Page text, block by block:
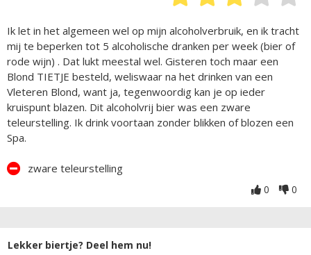
Ik let in het algemeen wel op mijn alcoholverbruik, en ik tracht
mij te beperken tot 5 alcoholische dranken per week (bier of
rode wijn) . Dat lukt meestal wel. Gisteren toch maar een
Blond TIETJE besteld, weliswaar na het drinken van een
Vleteren Blond, want ja, tegenwoordig kan je op ieder
kruispunt blazen. Dit alcoholvrij bier was een zware
teleurstelling. Ik drink voortaan zonder blikken of blozen een
Spa.
zware teleurstelling
0 0
Lekker biertje? Deel hem nu!